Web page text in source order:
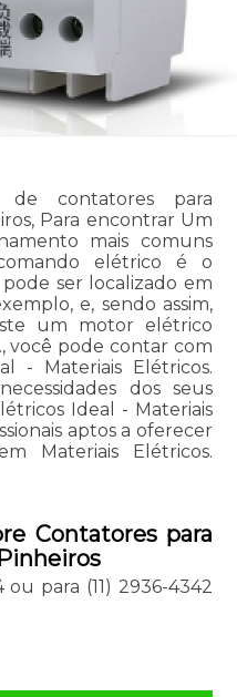
contatores para
Para encontrar Um
mais comuns
elétrico é o
ser localizado em
e, sendo assim,
um motor elétrico
você pode contar com
- Materiais Elétricos.
dos seus
Ideal - Materiais
aptos a oferecer
Materiais Elétricos.
Contatores para
ou para (11) 2936-4342